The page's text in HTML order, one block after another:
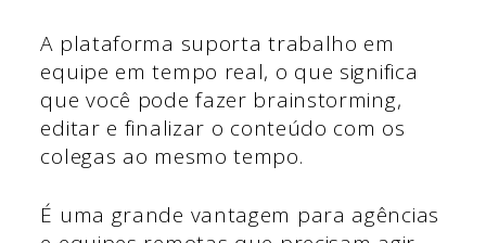
A plataforma suporta trabalho em
equipe em tempo real, o que significa
que você pode fazer brainstorming,
editar e finalizar o conteúdo com os
colegas ao mesmo tempo.
É uma grande vantagem para agências